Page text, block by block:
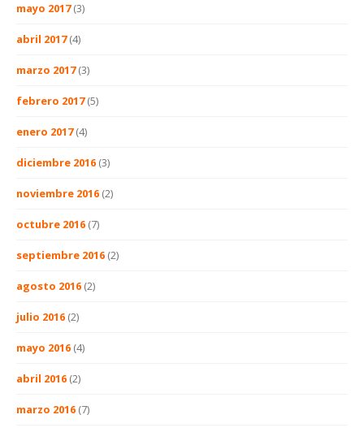
mayo 2017(3)
abril 2017(4)
marzo 2017(3)
febrero 2017(5)
enero 2017(4)
diciembre 2016 (3)
noviembre 2016 (2)
octubre 2016 (7)
septiembre 2016 (2)
agosto 2016 (2)
julio 2016 (2)
mayo 2016 (4)
abril 2016 (2)
marzo 2016 (7)